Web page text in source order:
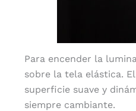
Para encender la
sobre la tela elástica.
superficie suave y
siempre cambiante.